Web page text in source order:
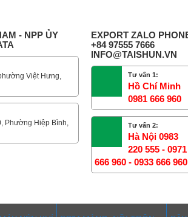
- NPP ỦY
Việt Hưng,
Phường Hiệp Bình,
EXPORT ZALO
+84 97555 7666
INFO@TAISHUN.VN
Tư vấn 1:
Hồ Chí Minh
0981 666 960
Tư vấn 2:
Hà Nội 0983
220 555 - 0971
666 960 - 0933 666 960